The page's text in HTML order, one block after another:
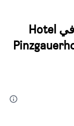
اعثر على نتائج أفضل لإقامتك في Hotel